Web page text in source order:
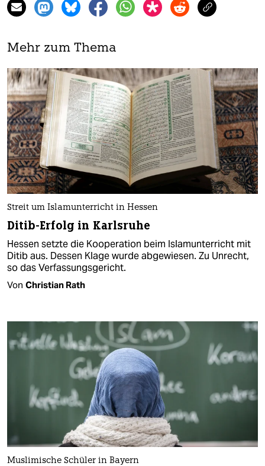
Mehr zum Thema
Streit um Islamunterricht in Hessen
Ditib-Erfolg in Karlsruhe
Hessen setzte die Kooperation beim Islamunterricht mit
Ditib aus. Dessen Klage wurde abgewiesen. Zu Unrecht,
so das Verfassungsgericht.
Von Christian Rath
Muslimische Schüler in Bayern